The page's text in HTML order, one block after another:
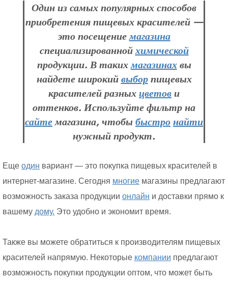
Один из самых популярных способов
приобретения пищевых красителей —
это посещениемагазина
специализированнойхимической
продукции. В такихмагазинахвы
найдете широкийвыборпищевых
красителей разныхцветови
оттенков. Используйте фильтр на
сайтемагазина, чтобыбыстронайти
нужный продукт.
Еще один вариант — это покупка пищевых красителей в
интернет-магазине. Сегодня многие магазины предлагают
возможность заказа продукции онлайн и доставки прямо к
вашему дому. Это удобно и экономит время.
Также вы можете обратиться к производителям пищевых
красителей напрямую. Некоторые компании предлагают
возможность покупки продукции оптом, что может быть